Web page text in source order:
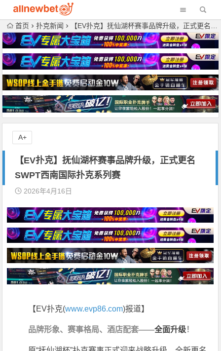
首页 扑克新闻 【EV扑克】抚仙湖杯赛事品牌升级，正式更名SWPT西南国际扑克系列赛
【EV扑克】抚仙湖杯赛事品牌升级，正式更名
SWPT西南国际扑克系列赛
2026年4月16日
【EV扑克(www.evp86.com)报道】
品牌形象、赛事格局、酒店配套——全面升级！
A+